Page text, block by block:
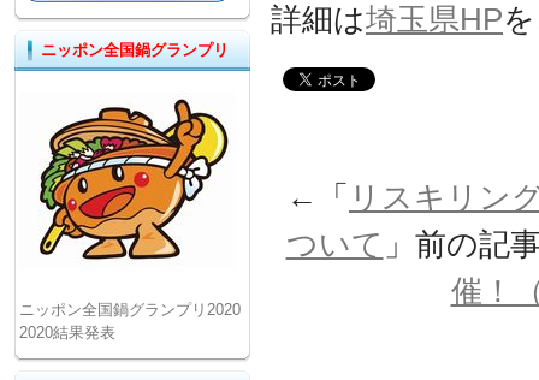
詳細は埼玉県HP
←「 リスキリン
ついて 」前の
催！
ニッポン全国鍋グランプリ
ニッポン全国鍋グランプリ2020
2020結果発表